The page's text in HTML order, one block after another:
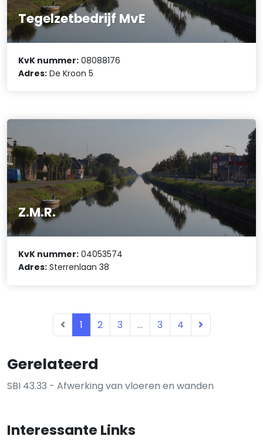
Gerelateerd
SBI 43.33 - Afwerking van vloeren en wanden
Interessante Links
Tegelzetbedrijf MvE
KvK nummer: 08088176
Adres: De Kroon 5
Z.M.R.
KvK nummer: 04053574
Adres: Sterrenlaan 38
1 2 3 ... 3 4